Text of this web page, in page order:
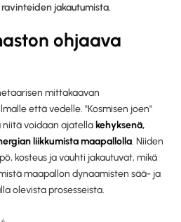
jakautumista.
ohjaava
mittakaavan
että vedelle. "Kosmisen joen"
voidaan ajatella kehyksenä,
liikkumista maapallolla. Niiden
kosteus ja vauhti jakautuvat, mikä
maapallon dynaamisten sää- ja
olevista prosesseista.